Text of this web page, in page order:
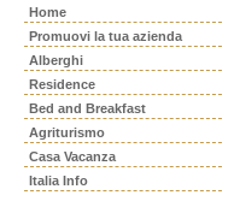
Home
Promuovi la tua azienda
Alberghi
Residence
Bed and Breakfast
Agriturismo
Casa Vacanza
Italia Info